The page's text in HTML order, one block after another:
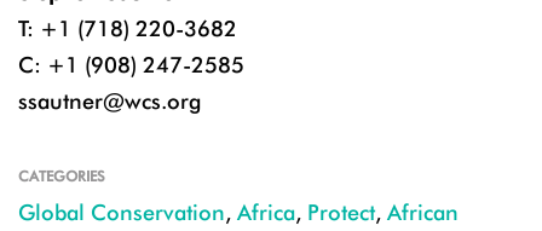
T: +1 (718) 220-3682
C: +1 (908) 247-2585
ssautner@wcs.org
CATEGORIES
Global Conservation, Africa, Protect, African